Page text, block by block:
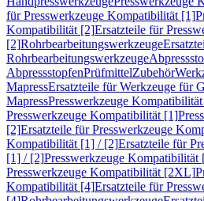
für Presswerkzeuge Kompatibilität [1]
Kompatibilität [2]Ersatzteile für
[2]Rohrbearbeitungswerkzeuge
Rohrbearbeitungswerkzeuge
AbpressstopfenPrüfmittelZubehör
MapressErsatzteile für Werkzeuge für
MapressPresswerkzeuge
Presswerkzeuge Kompatibilität [1]
[2]Ersatzteile für Presswerkzeuge
Kompatibilität [1] / [2]Ersatzteile für
[1] / [2]Presswerkzeuge
Presswerkzeuge Kompatibilität [2XL]
Kompatibilität [4]Ersatzteile für